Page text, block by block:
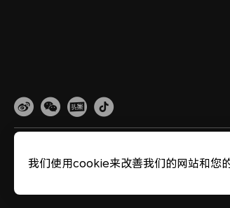
我们使用cookie来改善我们的网站和您